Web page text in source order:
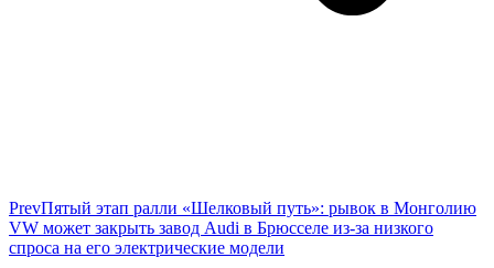
PrevПятый этап ралли «Шелковый путь»: рывок в Монголию
VW может закрыть завод Audi в Брюсселе из-за низкого
спроса на его электрические модели